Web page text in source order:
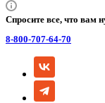
Спросите все, что вам
8-800-707-64-70